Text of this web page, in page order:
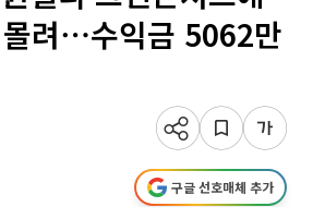
려⋯수익금 5062만
구글 선호매체 추가